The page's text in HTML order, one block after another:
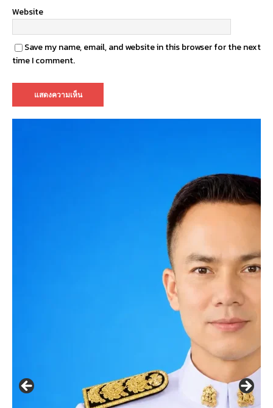
Website
Save my name, email, and website in this browser for the next
time I comment.